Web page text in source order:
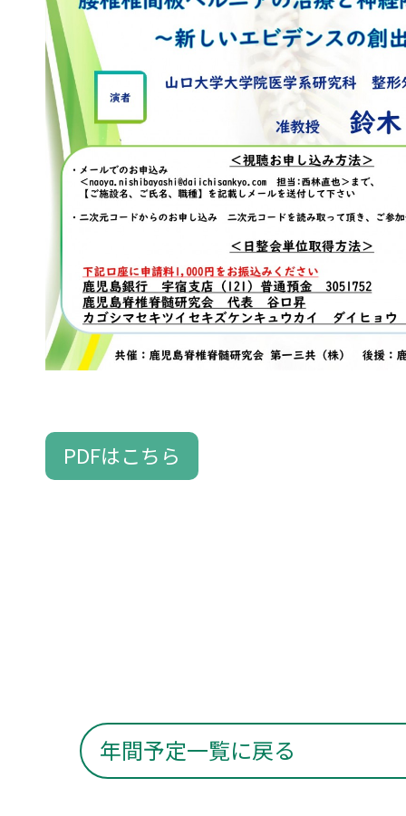
PDFはこちら
年間予定一覧に戻る